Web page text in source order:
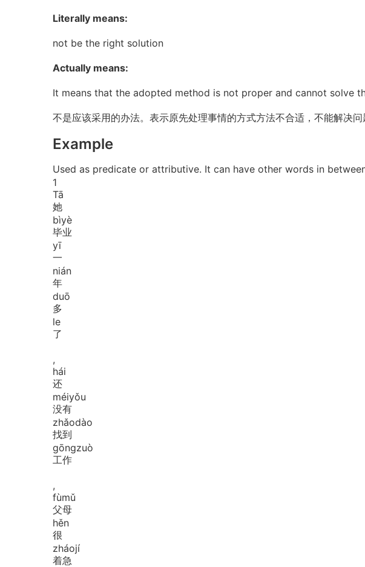
Literally means:
not be the right solution
Actually means:
It means that the adopted method is not proper and cannot solve
不是应该采用的办法。表示原先处理事情的方式方法不合适，不能解决问
Example
Used as predicate or attributive. It can have other words in
1
Tā
她
bìyè
毕业
yī
一
nián
年
duō
多
le
了
,
hái
还
méiyǒu
没有
zhǎodào
找到
gōngzuò
工作
,
fùmǔ
父母
hěn
很
zháojí
着急